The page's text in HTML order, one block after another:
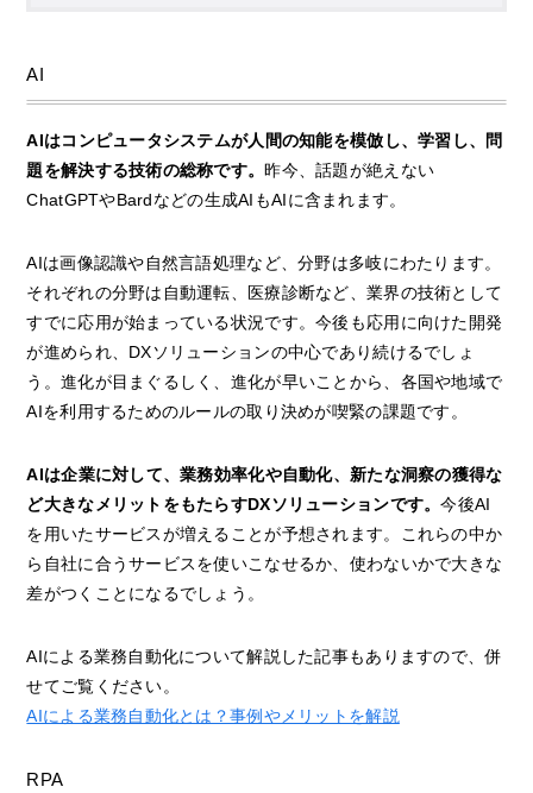
AI
AIはコンピュータシステムが人間の知能を模倣し、学習し、問
題を解決する技術の総称です。昨今、話題が絶えない
ChatGPTやBardなどの生成AIもAIに含まれます。
AIは画像認識や自然言語処理など、分野は多岐にわたります。
それぞれの分野は自動運転、医療診断など、業界の技術として
すでに応用が始まっている状況です。今後も応用に向けた開発
が進められ、DXソリューションの中心であり続けるでしょ
う。進化が目まぐるしく、進化が早いことから、各国や地域で
AIを利用するためのルールの取り決めが喫緊の課題です。
AIは企業に対して、業務効率化や自動化、新たな洞察の獲得な
ど大きなメリットをもたらすDXソリューションです。今後AI
を用いたサービスが増えることが予想されます。これらの中か
ら自社に合うサービスを使いこなせるか、使わないかで大きな
差がつくことになるでしょう。
AIによる業務自動化について解説した記事もありますので、併
せてご覧ください。
AIによる業務自動化とは？事例やメリットを解説
RPA